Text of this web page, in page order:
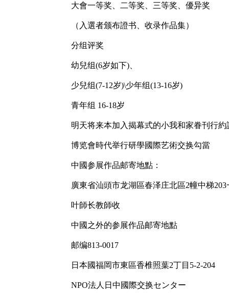
大會一等奖、二等奖、三等奖、優异奖
（入選者颁布證书、收录作品集）
分组评奖
幼兒组(6岁如下)、
少兒组(7-12岁)\少年组(13-16岁)
青年组 16-18岁
明天将来本加入揭幕式的小我和家眷刊行約
博览會時代举行研學國際艺術交换勾當
中國参展作品邮寄地點：
廣東省汕頭市龙湖區春泽庄北區2幢中梯203
叶師长教師收
中國之外的参展作品邮寄地點
邮编813-0017
日本國福岡市東區香椎照葉2丁目5-2-204
NPO法人日中國際交换センター